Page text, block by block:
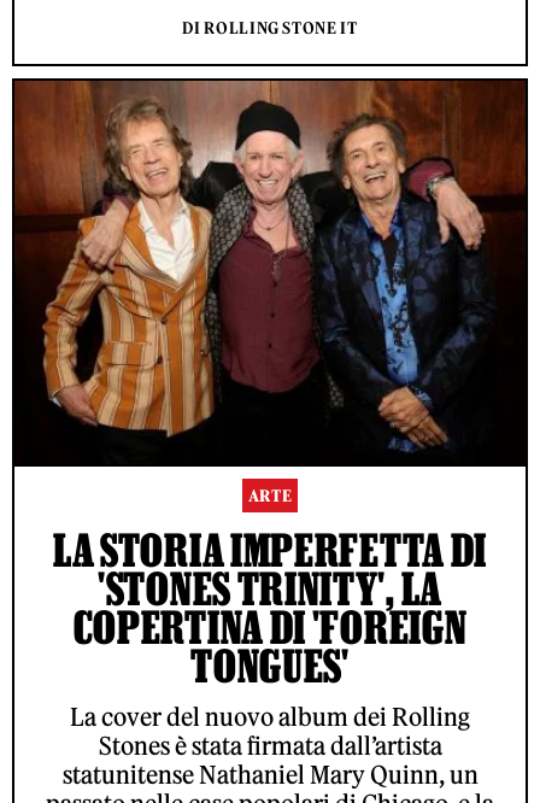
DI ROLLING STONE IT
ARTE
LA STORIA IMPERFETTA DI
'STONES TRINITY', LA
COPERTINA DI 'FOREIGN
TONGUES'
La cover del nuovo album dei Rolling
Stones è stata firmata dall’artista
statunitense Nathaniel Mary Quinn, un